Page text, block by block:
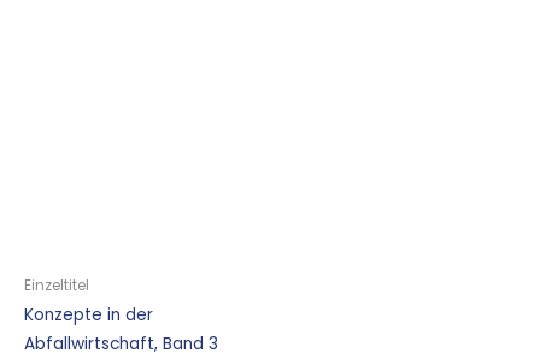
Einzeltitel
Konzepte in der
Abfallwirtschaft, Band 3